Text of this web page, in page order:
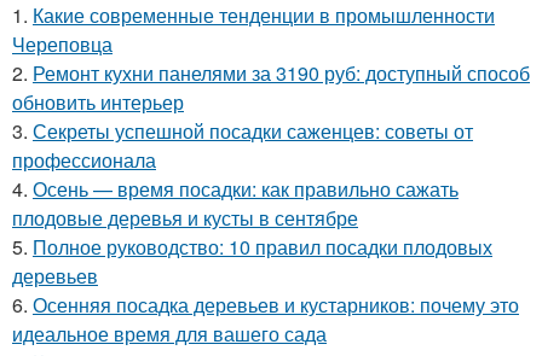
1. Какие современные тенденции в промышленности
Череповца
2. Ремонт кухни панелями за 3190 руб: доступный способ
обновить интерьер
3. Секреты успешной посадки саженцев: советы от
профессионала
4. Осень — время посадки: как правильно сажать
плодовые деревья и кусты в сентябре
5. Полное руководство: 10 правил посадки плодовых
деревьев
6. Осенняя посадка деревьев и кустарников: почему это
идеальное время для вашего сада